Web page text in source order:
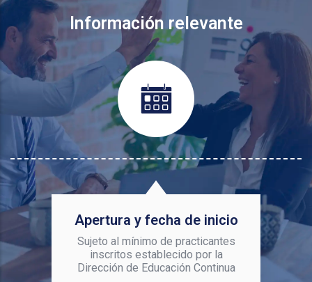
Información relevante
Apertura y fecha de inicio
Sujeto al mínimo de practicantes
inscritos establecido por la
Dirección de Educación Continua